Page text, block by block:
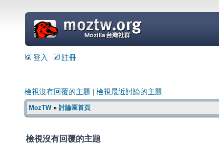
=
登入 註冊
檢視沒有回覆的主題 檢視最近討論的主題
MozTW» 討論區首頁
檢視沒有回覆的主題